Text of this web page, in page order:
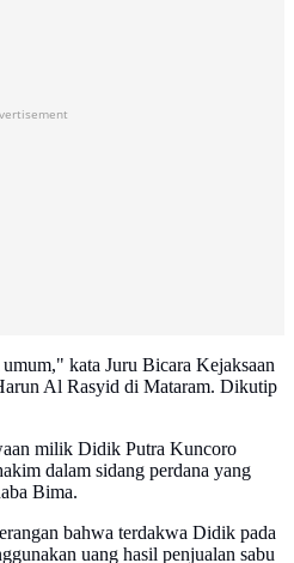
kata Juru Bicara Kejaksaan
Al Rasyid di Mataram. Dikutip
milik Didik Putra Kuncoro
dalam sidang perdana yang
Bima.
bahwa terdakwa Didik pada
uang hasil penjualan sabu